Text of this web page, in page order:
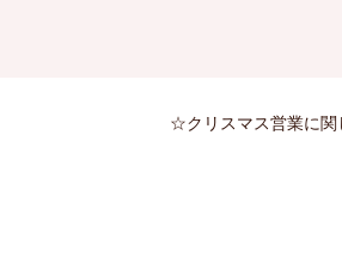
☆クリスマス営業に関